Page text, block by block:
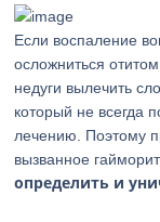
Если воспаление
осложниться
недуги вылечить
который не всегда
лечению. Поэтому
вызванное
определить и